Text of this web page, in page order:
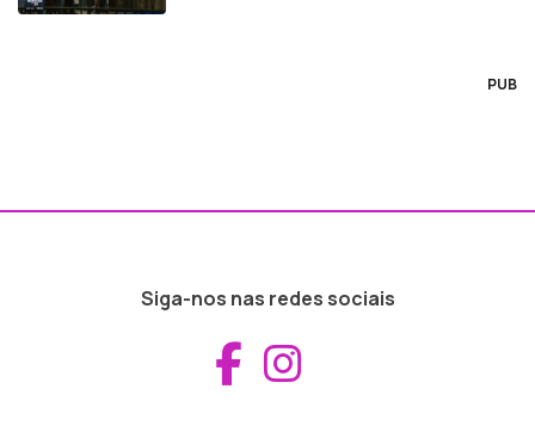
PUB
Siga-nos nas redes sociais
Aceder ao